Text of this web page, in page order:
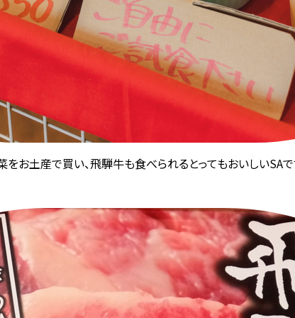
お土産で買い、飛騨牛も食べられるとってもおいしいSAで